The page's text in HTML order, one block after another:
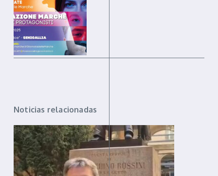
Noticias relacionadas